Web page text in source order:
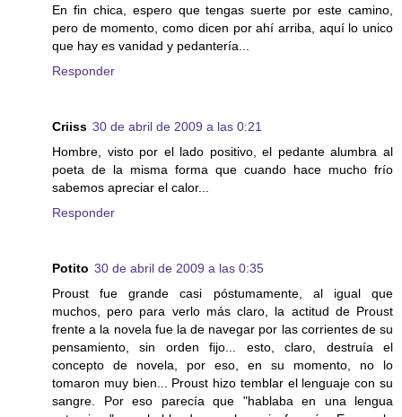
En fin chica, espero que tengas suerte por este camino,
pero de momento, como dicen por ahí arriba, aquí lo unico
que hay es vanidad y pedantería...
Responder
Criiss 30 de abril de 2009 a las 0:21
Hombre, visto por el lado positivo, el pedante alumbra al
poeta de la misma forma que cuando hace mucho frío
sabemos apreciar el calor...
Responder
Potito 30 de abril de 2009 a las 0:35
Proust fue grande casi póstumamente, al igual que
muchos, pero para verlo más claro, la actitud de Proust
frente a la novela fue la de navegar por las corrientes de su
pensamiento, sin orden fijo... esto, claro, destruía el
concepto de novela, por eso, en su momento, no lo
tomaron muy bien... Proust hizo temblar el lenguaje con su
sangre. Por eso parecía que "hablaba en una lengua